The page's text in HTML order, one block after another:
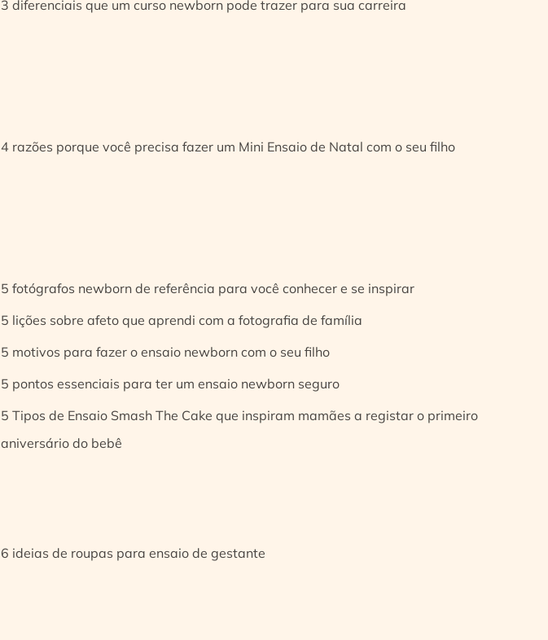
3 diferenciais que um curso newborn pode trazer para sua carreira
4 razões porque você precisa fazer um Mini Ensaio de Natal com o seu filho
5 fotógrafos newborn de referência para você conhecer e se inspirar
5 lições sobre afeto que aprendi com a fotografia de família
5 motivos para fazer o ensaio newborn com o seu filho
5 pontos essenciais para ter um ensaio newborn seguro
5 Tipos de Ensaio Smash The Cake que inspiram mamães a registar o primeiro
aniversário do bebê
6 ideias de roupas para ensaio de gestante